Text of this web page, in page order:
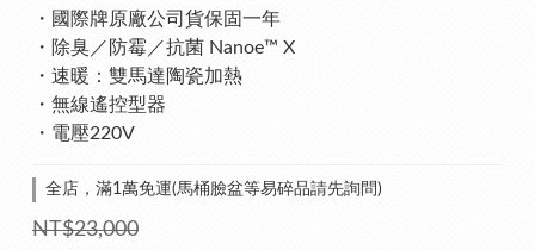
・國際牌原廠公司貨保固一年
・除臭／防霉／抗菌 Nanoe™ X
・速暖：雙馬達陶瓷加熱
・無線遙控型器
・電壓220V
全店，滿1萬免運(馬桶臉盆等易碎品請先詢問)
NT$23,000